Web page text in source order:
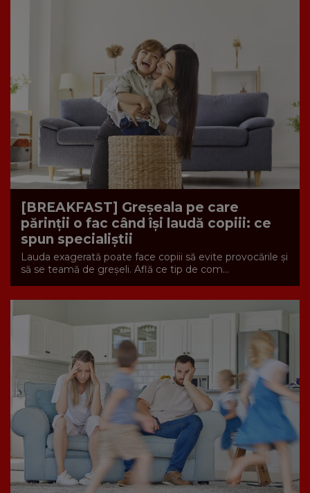
[BREAKFAST] Greșeala pe care
părinții o fac când își laudă copiii: ce
spun specialiștii
Lauda exagerată poate face copiii să evite provocările și
să se teamă de greșeli. Află ce tip de com...